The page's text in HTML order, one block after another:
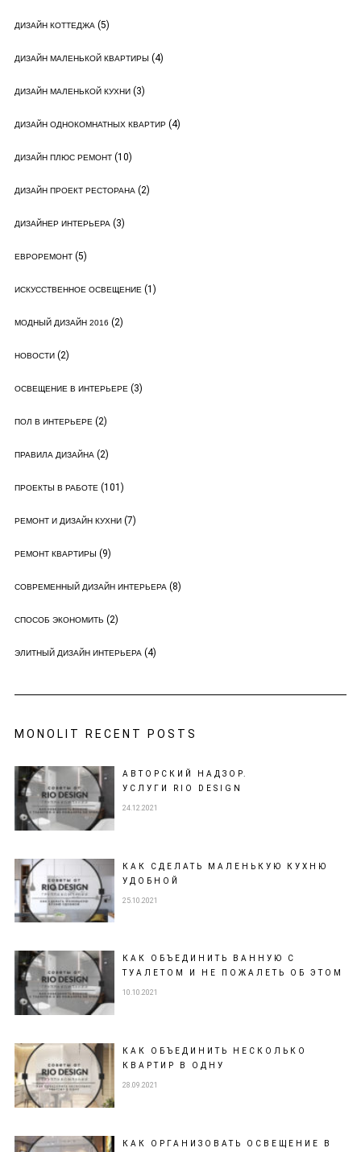
ДИЗАЙН КОТТЕДЖА(5)
ДИЗАЙН МАЛЕНЬКОЙ КВАРТИРЫ (4)
ДИЗАЙН МАЛЕНЬКОЙ КУХНИ(3)
ДИЗАЙН ОДНОКОМНАТНЫХ КВАРТИР(4)
ДИЗАЙН ПЛЮС РЕМОНТ(10)
ДИЗАЙН ПРОЕКТ РЕСТОРАНА(2)
ДИЗАЙНЕР ИНТЕРЬЕРА(3)
ЕВРОРЕМОНТ(5)
ИСКУССТВЕННОЕ ОСВЕЩЕНИЕ(1)
МОДНЫЙ ДИЗАЙН 2016 (2)
НОВОСТИ(2)
ОСВЕЩЕНИЕ В ИНТЕРЬЕРЕ(3)
ПОЛ В ИНТЕРЬЕРЕ(2)
ПРАВИЛА ДИЗАЙНА(2)
ПРОЕКТЫ В РАБОТЕ(101)
РЕМОНТ И ДИЗАЙН КУХНИ(7)
РЕМОНТ КВАРТИРЫ (9)
СОВРЕМЕННЫЙ ДИЗАЙН ИНТЕРЬЕРА(8)
СПОСОБ ЭКОНОМИТЬ (2)
ЭЛИТНЫЙ ДИЗАЙН ИНТЕРЬЕРА(4)
MONOLIT RECENT POSTS
АВТОРСКИЙ НАДЗОР.
УСЛУГИ RIO DESIGN
24.12.2021
КАК СДЕЛАТЬ МАЛЕНЬКУЮ КУХНЮ
УДОБНОЙ
25.10.2021
КАК ОБЪЕДИНИТЬ ВАННУЮ С
ТУАЛЕТОМ И НЕ ПОЖАЛЕТЬ ОБ ЭТОМ
10.10.2021
КАК ОБЪЕДИНИТЬ НЕСКОЛЬКО
КВАРТИР В ОДНУ
28.09.2021
КАК ОРГАНИЗОВАТЬ ОСВЕЩЕНИЕ В